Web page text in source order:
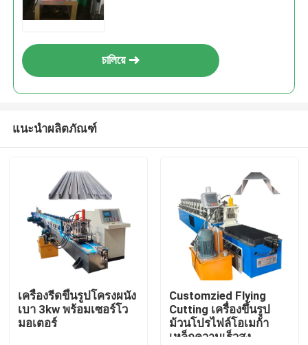
চালিয়ে
แนะนำผลิตภัณฑ์
เครื่องรีดขึ้นรูปโครงผนัง
เบา 3kw พร้อมเซอร์โว
มอเตอร์
Customzied Flying
Cutting เครื่องขึ้นรูป
ม้วนโปรไฟล์โอเมก้า
เหล็กความเร็วสูง